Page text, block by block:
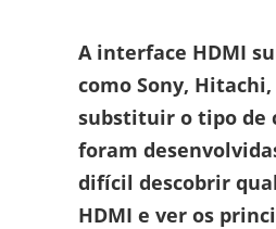
A interface HDMI
como Sony,
substituir o tipo de
foram
difícil descobrir
HDMI e ver os